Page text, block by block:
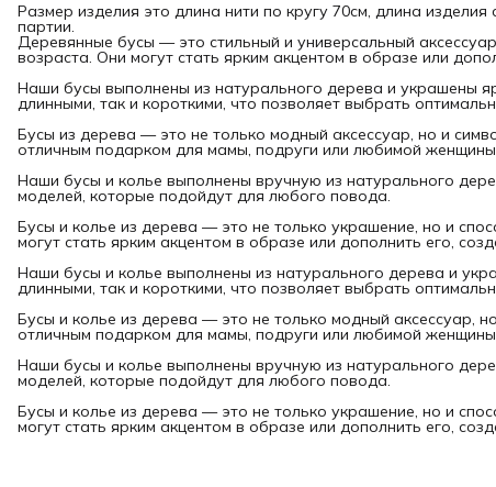
Размер изделия это длина нити по кругу 70см, длина
партии.
Деревянные бусы — это стильный и универсальный
возраста. Они могут стать ярким акцентом в образе или
Наши бусы выполнены из натурального дерева и украшены
длинными, так и короткими, что позволяет выбрать
Бусы из дерева — это не только модный аксессуар, но и
отличным подарком для мамы, подруги или любимой
Наши бусы и колье выполнены вручную из натурального
моделей, которые подойдут для любого повода.
Бусы и колье из дерева — это не только украшение, но и
могут стать ярким акцентом в образе или дополнить его,
Наши бусы и колье выполнены из натурального дерева и
длинными, так и короткими, что позволяет выбрать
Бусы и колье из дерева — это не только модный аксессуар,
отличным подарком для мамы, подруги или любимой
Наши бусы и колье выполнены вручную из натурального
моделей, которые подойдут для любого повода.
Бусы и колье из дерева — это не только украшение, но и
могут стать ярким акцентом в образе или дополнить его,